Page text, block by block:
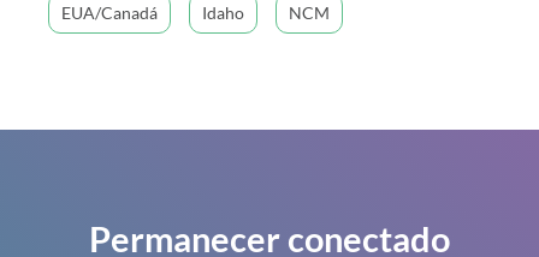
EUA/Canadá Idaho NCM
Permanecer conectado